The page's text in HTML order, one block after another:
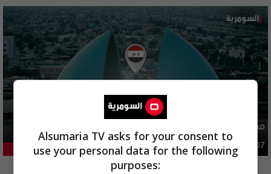
مصدر يوضح ما حصل في بغداد ليلة امس وفجر اليوم
أمن 46.57% 03:02 | 2026-08-07
Alsumaria TV asks for your consent to
use your personal data for the following
purposes: